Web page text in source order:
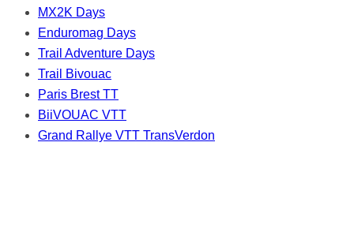
MX2K Days
Enduromag Days
Trail Adventure Days
Trail Bivouac
Paris Brest TT
BiiVOUAC VTT
Grand Rallye VTT TransVerdon